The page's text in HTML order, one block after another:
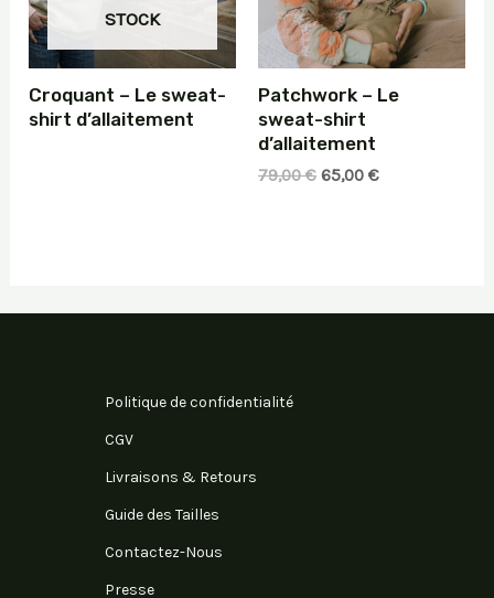
STOCK
Croquant – Le sweat-
shirt d’allaitement
Patchwork – Le
sweat-shirt
d’allaitement
79,00€ Le
65,00 €Le
Politique de confidentialité
CGV
Livraisons & Retours
Guide des Tailles
Contactez-Nous
Presse